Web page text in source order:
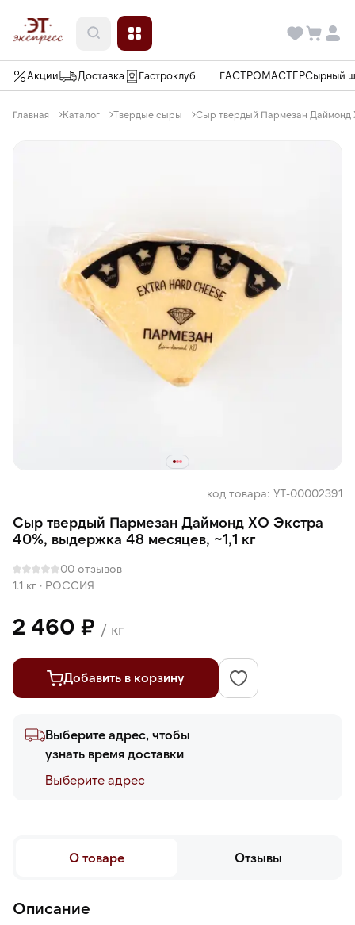
Акции Доставка Гастроклуб ГАСТРОМАСТЕРСырный
Главная Каталог Твердые сыры Сыр твердый Пармезан Даймонд
код товара: УТ-00002391
Сыр твердый Пармезан Даймонд ХО Экстра
40%, выдержка 48 месяцев, ~1,1 кг
00 отзывов
1.1 кг · РОССИЯ
2 460 ₽ / кг
Добавить в корзину
Выберите адрес, чтобы
узнать время доставки
Выберите адреc
О товаре Отзывы
Описание